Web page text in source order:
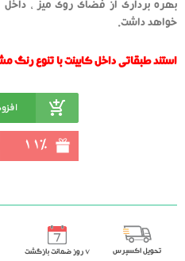
بهره برداری از فضای روی میز ،
خواهد داشت.
استند طبقاتی داخل کابینت با تنوع رنگ
11%
تحویل اکسپرس ٧ روز ضمانت بازگشت